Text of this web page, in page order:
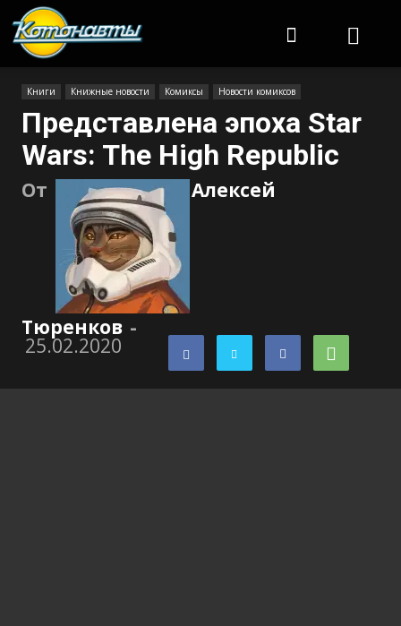
Книги Книжные новости Комиксы Новости комиксов
Представлена эпоха Star
Wars: The High Republic
От Алексей
Тюренков -
25.02.2020